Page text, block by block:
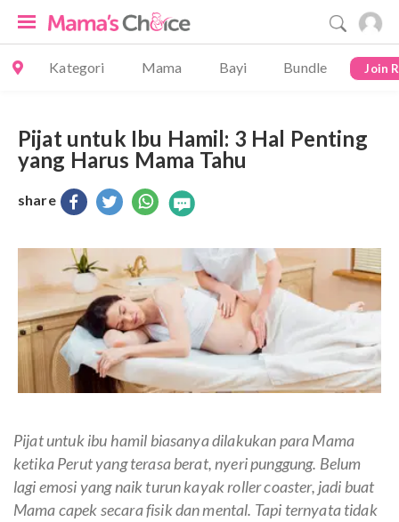
Kategori Mama Bayi Bundle Join
Pijat untuk Ibu Hamil: 3 Hal Penting
yang Harus Mama Tahu
share
Pijat untuk ibu hamil biasanya dilakukan para Mama
ketika Perut yang terasa berat, nyeri punggung. Belum
lagi emosi yang naik turun kayakroller coaster, jadi buat
Mama capek secara fisik dan mental. Tapi ternyata tidak